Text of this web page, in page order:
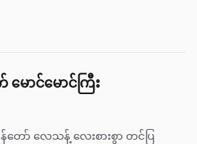
ောင်မောင်ကြီး
ျွန်တော် လေသန့် လေးစားစွာ တင်ပြ